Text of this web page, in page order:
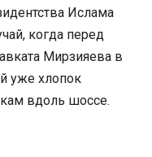
Ислама
когда перед
Мирзияева в
уже хлопок
вдоль шоссе.